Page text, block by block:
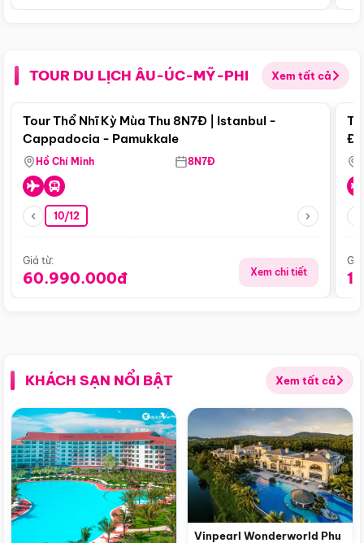
TOUR DU LỊCH ÂU-ÚC-MỸ-PHI Xem tất cả
Điểm nổi bật
Tour Thổ Nhĩ Kỳ Mùa Thu 8N7Đ | Istanbul -
Cappadocia - Pamukkale
Hồ Chí Minh 8N7Đ
10/12
Giá từ:
60.990.000đ Xem chi tiết
KHÁCH SẠN NỔI BẬT Xem tất cả
Vinpearl Wonderworld Phu